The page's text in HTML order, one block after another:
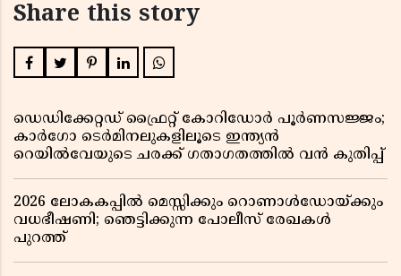
Share this story
ഡെഡിക്കേറ്റഡ് ഫ്രൈറ്റ് കോറിഡോർ പൂർണസജ്ജം;
കാർഗോ ടെർമിനലുകളിലൂടെ ഇന്ത്യൻ
റെയിൽവേയുടെ ചരക്ക് ഗതാഗതത്തിൽ വൻ കുതിപ്പ്
2026 ലോകകപ്പിൽ മെസ്സിക്കും റൊണാൾഡോയ്ക്കും
വധഭീഷണി; ഞെട്ടിക്കുന്ന പോലീസ് രേഖകൾ
പുറത്ത്